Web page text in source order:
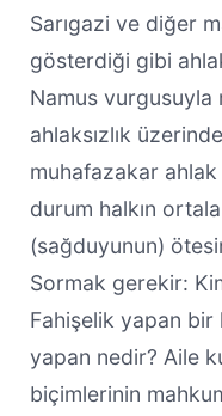
Sarıgazi ve diğer
gösterdiği gibi
Namus vurgusuyla
ahlaksızlık
muhafazakar
durum halkın
(sağduyunun)
Sormak gerekir:
Fahişelik yapan bir
yapan nedir? Aile
biçimlerinin